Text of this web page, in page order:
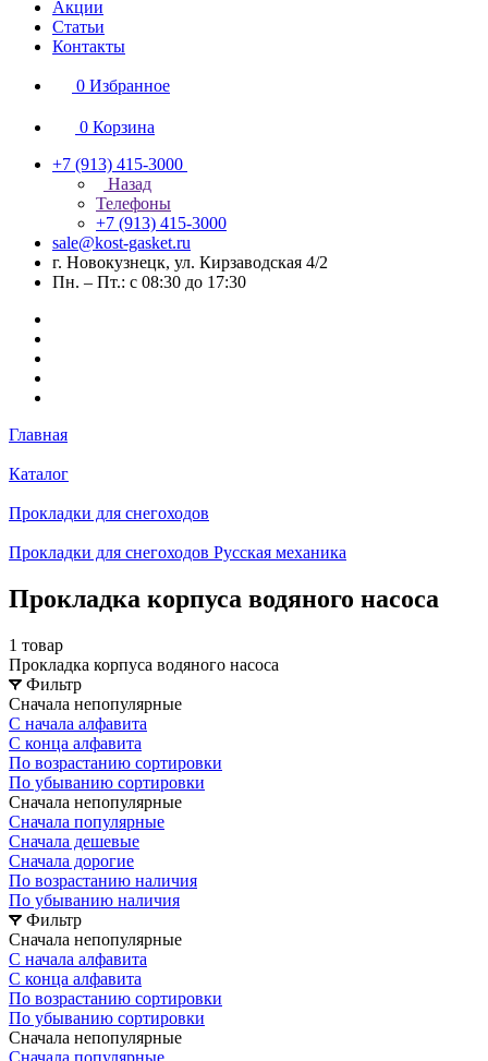
Акции
Статьи
Контакты
0 Избранное
0 Корзина
+7 (913) 415-3000
Назад
Телефоны
+7 (913) 415-3000
sale@kost-gasket.ru
г. Новокузнецк, ул. Кирзаводская 4/2
Пн. – Пт.: с 08:30 до 17:30
Главная
Каталог
Прокладки для снегоходов
Прокладки для снегоходов Русская механика
Прокладка корпуса водяного насоса
1 товар
Прокладка корпуса водяного насоса
Фильтр
Сначала непопулярные
С начала алфавита
С конца алфавита
По возрастанию сортировки
По убыванию сортировки
Сначала непопулярные
Сначала популярные
Сначала дешевые
Сначала дорогие
По возрастанию наличия
По убыванию наличия
Фильтр
Сначала непопулярные
С начала алфавита
С конца алфавита
По возрастанию сортировки
По убыванию сортировки
Сначала непопулярные
Сначала популярные